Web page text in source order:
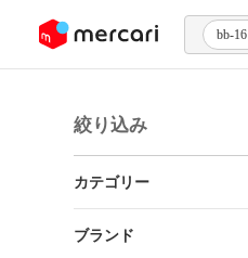
ツにスキップ bb-16
絞り込み
カテゴリー
ブランド